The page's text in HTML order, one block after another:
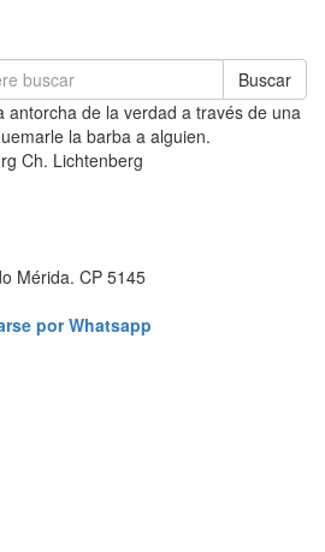
Buscar
antorcha de la verdad a través de una
la barba a alguien.
Ch. Lichtenberg
Mérida. CP 5145
por Whatsapp